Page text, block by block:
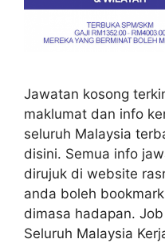
Jawatan kosong
maklumat dan info
seluruh Malaysia
disini. Semua info
dirujuk di website
anda boleh
dimasa hadapan.
Seluruh Malaysia